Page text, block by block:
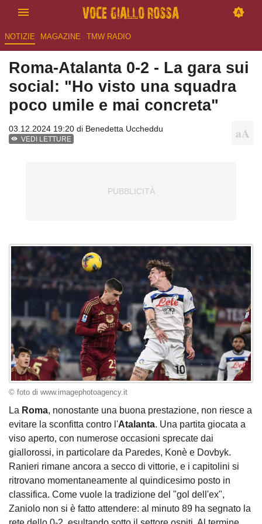
NOTIZIE MAGAZINE TMW RADIO
Roma-Atalanta 0-2 - La gara sui
social: "Ho visto una squadra
poco umile e mai concreta"
03.12.2024 19:20 di Benedetta Uccheddu
VEDI LETTURE
© foto di www.imagephotoagency.it
La Roma, nonostante una buona prestazione, non riesce a
evitare la sconfitta contro l'Atalanta. Una partita giocata a
viso aperto, con numerose occasioni sprecate dai
giallorossi, in particolare da Paredes, Konè e Dovbyk.
Ranieri rimane ancora a secco di vittorie, e i capitolini si
ritrovano momentaneamente al quindicesimo posto in
classifica. Come vuole la tradizione del "gol dell'ex",
Zaniolo non si è fatto attendere: al minuto 89 ha segnato la